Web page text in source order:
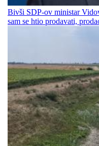
Bivši SDP-ov ministar
sam se htio prodavati,